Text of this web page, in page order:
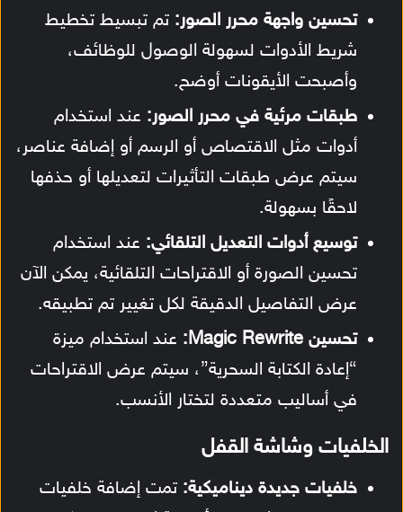
تحسين واجهة محرر الصور: تم تبسيط تخطيط
شريط الأدوات لسهولة الوصول للوظائف،
وأصبحت الأيقونات أوضح.
طبقات مرئية في محرر الصور: عند استخدام
أدوات مثل الاقتصاص أو الرسم أو إضافة عناصر،
سيتم عرض طبقات التأثيرات لتعديلها أو حذفها
لاحقًا بسهولة.
توسيع أدوات التعديل التلقائي: عند استخدام
تحسين الصورة أو الاقتراحات التلقائية، يمكن الآن
عرض التفاصيل الدقيقة لكل تغيير تم تطبيقه.
تحسين Magic Rewrite:
عند استخدام ميزة
“إعادة الكتابة السحرية”، سيتم عرض الاقتراحات
في أساليب متعددة لتختار الأنسب.
الخلفيات وشاشة القفل
خلفيات جديدة ديناميكية: تمت إضافة خلفيات